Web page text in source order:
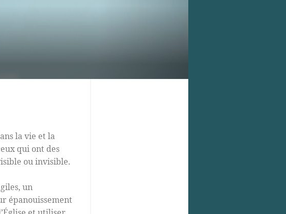
la vie et la
qui ont des
ou invisible.
un
épanouissement